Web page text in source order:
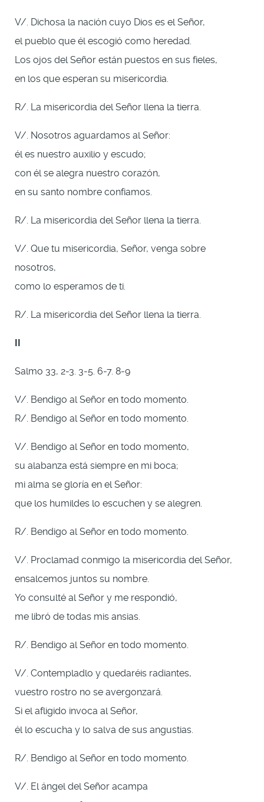
V/. Dichosa la nación cuyo Dios es el Señor,
el pueblo que él escogió como heredad.
Los ojos del Señor están puestos en sus fieles,
en los que esperan su misericordia.
R/. La misericordia del Señor llena la tierra.
V/. Nosotros aguardamos al Señor:
él es nuestro auxilio y escudo;
con él se alegra nuestro corazón,
en su santo nombre confiamos.
R/. La misericordia del Señor llena la tierra.
V/. Que tu misericordia, Señor, venga sobre
nosotros,
como lo esperamos de ti.
R/. La misericordia del Señor llena la tierra.
II
Salmo 33, 2-3. 3-5. 6-7. 8-9
V/. Bendigo al Señor en todo momento.
R/. Bendigo al Señor en todo momento.
V/. Bendigo al Señor en todo momento,
su alabanza está siempre en mi boca;
mi alma se gloría en el Señor:
que los humildes lo escuchen y se alegren.
R/. Bendigo al Señor en todo momento.
V/. Proclamad conmigo la misericordia del Señor,
ensalcemos juntos su nombre.
Yo consulté al Señor y me respondió,
me libró de todas mis ansias.
R/. Bendigo al Señor en todo momento.
V/. Contempladlo y quedaréis radiantes,
vuestro rostro no se avergonzará.
Si el afligido invoca al Señor,
él lo escucha y lo salva de sus angustias.
R/. Bendigo al Señor en todo momento.
V/. El ángel del Señor acampa